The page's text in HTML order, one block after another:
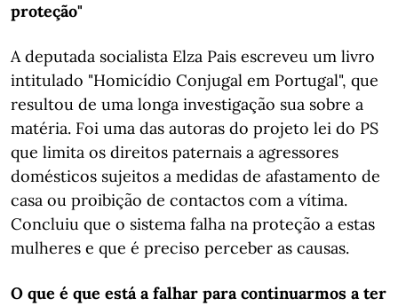
proteção"
A deputada socialista Elza Pais escreveu um livro
intitulado "Homicídio Conjugal em Portugal", que
resultou de uma longa investigação sua sobre a
matéria. Foi uma das autoras do projeto lei do PS
que limita os direitos paternais a agressores
domésticos sujeitos a medidas de afastamento de
casa ou proibição de contactos com a vítima.
Concluiu que o sistema falha na proteção a estas
mulheres e que é preciso perceber as causas.
O que é que está a falhar para continuarmos a ter